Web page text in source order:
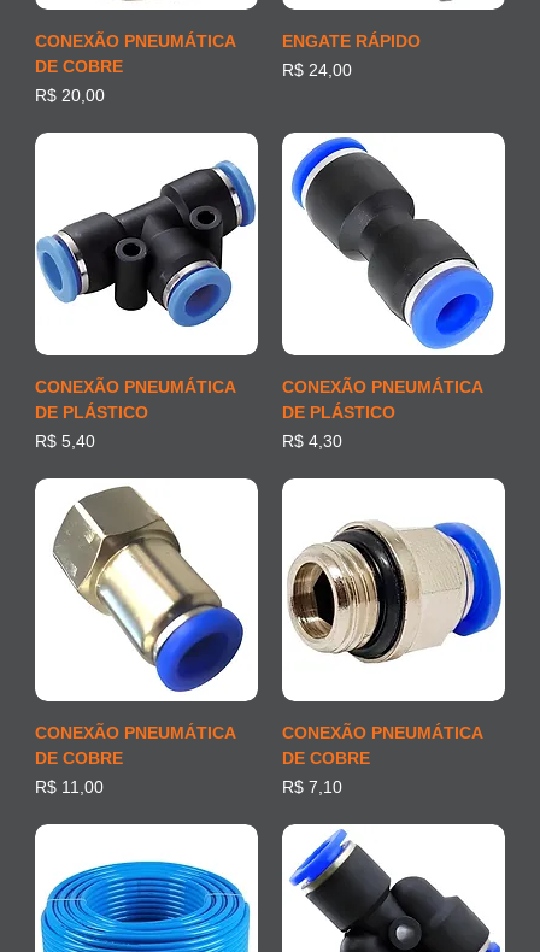
CONEXÃO PNEUMÁTICA
DE COBRE
Preço
R$ 20,00
ENGATE RÁPIDO
Preço
R$ 24,00
CONEXÃO PNEUMÁTICA
DE PLÁSTICO
Preço
R$ 5,40
CONEXÃO PNEUMÁTICA
DE PLÁSTICO
Preço
R$ 4,30
CONEXÃO PNEUMÁTICA
DE COBRE
Preço
R$ 11,00
CONEXÃO PNEUMÁTICA
DE COBRE
Preço
R$ 7,10